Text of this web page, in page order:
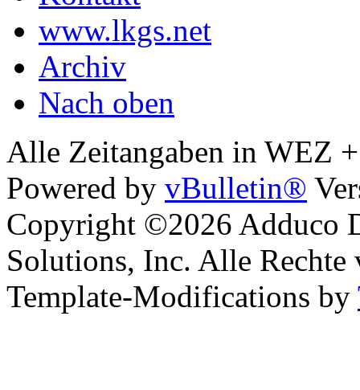
www.lkgs.net
Archiv
Nach oben
Alle Zeitangaben in WEZ
Powered by vBulletin®
Copyright ©2026 Adduco
Solutions, Inc. Alle Rechte
Template-Modifications by